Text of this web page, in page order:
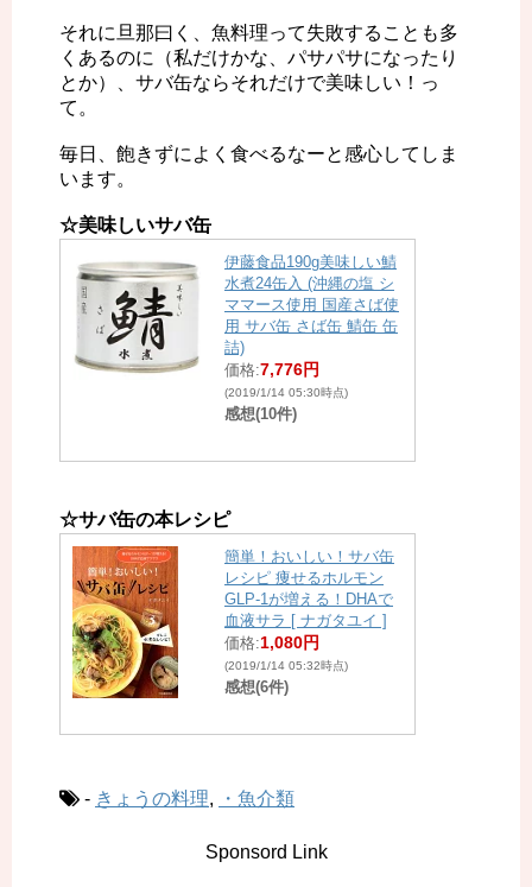
それに旦那曰く、魚料理って失敗することも多
くあるのに（私だけかな、パサパサになったり
とか）、サバ缶ならそれだけで美味しい！っ
て。
毎日、飽きずによく食べるなーと感心してしま
います。
☆美味しいサバ缶
伊藤食品190g美味しい鯖
水煮24缶入 (沖縄の塩 シ
ママース使用 国産さば使
用 サバ缶 さば缶 鯖缶 缶
詰)
価格:7,776円
(2019/1/14 05:30時点)
感想(10件)
☆サバ缶の本レシピ
簡単！おいしい！サバ缶
レシピ 痩せるホルモン
GLP-1が増える！DHAで
血液サラ [ ナガタユイ ]
価格:1,080円
(2019/1/14 05:32時点)
感想(6件)
- きょうの料理, ・魚介類
Sponsord Link